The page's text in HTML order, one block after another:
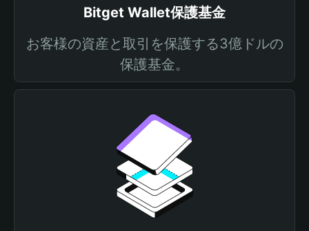
Bitget Wallet保護基金
お客様の資産と取引を保護する3億ドルの
保護基金。